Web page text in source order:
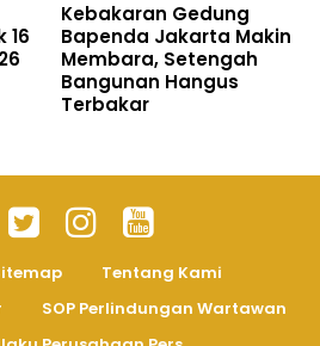
16
Kebakaran Gedung
Bapenda Jakarta Makin
Membara, Setengah
Bangunan Hangus
Terbakar
Tentang Kami
SOP Perlindungan Wartawan